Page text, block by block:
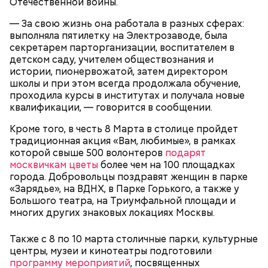
— За свою жизнь она работала в разных сферах:
выполняла пятилетку на Электрозаводе, была
секретарем парторганизации, воспитателем в
детском саду, учителем обществознания и
истории, пионервожатой, затем директором
школы и при этом всегда продолжала обучение,
проходила курсы в институтах и получала новые
квалификации, — говорится в сообщении.
Кроме того, в честь 8 Марта в столице пройдет
традиционная акция «Вам, любимые», в рамках
которой свыше 500 волонтеров подарят
москвичкам цветыболее чем на 100 площадках
города. Добровольцы поздравят женщин в парке
«Зарядье», на ВДНХ, в Парке Горького, а также у
Большого театра, на Триумфальной площади и
многих других знаковых локациях Москвы.
Также с 8 по 10 марта столичные парки, культурные
центры, музеи и кинотеатры подготовили
программу мероприятий, посвященных
Безусловно, самым известным местом из романа
являются Патриаршие пруды — именно там
начинается действие произведения. Здесь поэт
встретились с Воландом и его свитой. Неподалеку
Аннушка разлила подсолнечное масло, и Берлиоз
остался без головы. Это произошло на перекрестке
улицы Малой Бронной и Ермолаевского переулка.
Сейчас на Патриарших прудах стоит знак с
изображением силуэтов Воланда, Коровьева и
Бегемота, который предостерегает от разговоров
с незнакомцами.
Московский зоопарк — один из старейших в
Европе. Он расположился на территории почти 22
гектара в самом центре Москвы и по своей
площади занимает пятое место в России после
зоопарков Ярославля, Ростова-на-Дону,
Новосибирска и Красноярска.
время экскурсии. Также сотрудники зоопарка
активно работают над воспроизведением
популяции обитателей, поэтому можно
понаблюдать, как растут милые детеныши.
— Рюкзаки необходимо снимать! И самокаты бесят!
страшно, — признался Никита, 19 лет.